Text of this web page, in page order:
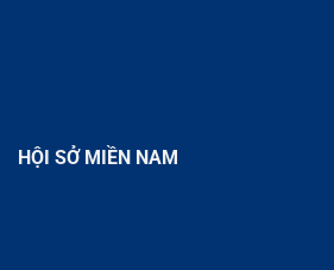
HỘI SỞ MIỀN NAM